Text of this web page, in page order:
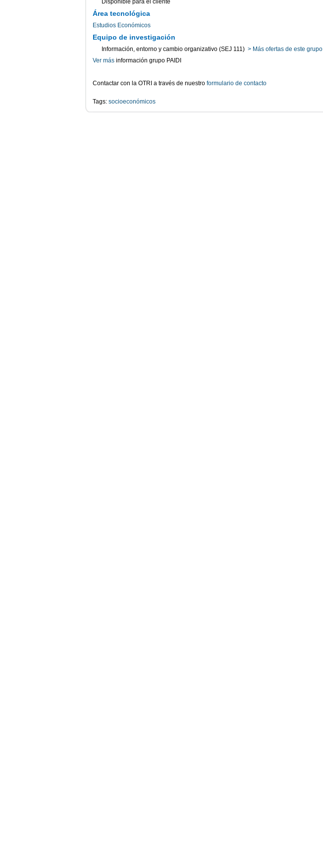
Disponible para el cliente
Área tecnológica
Estudios Económicos
Equipo de investigación
Información, entorno y cambio organizativo (SEJ 111) > Más ofertas de este grupo
Ver más información grupo PAIDI
Contactar con la OTRI a través de nuestro formulario de contacto
Tags: socioeconómicos